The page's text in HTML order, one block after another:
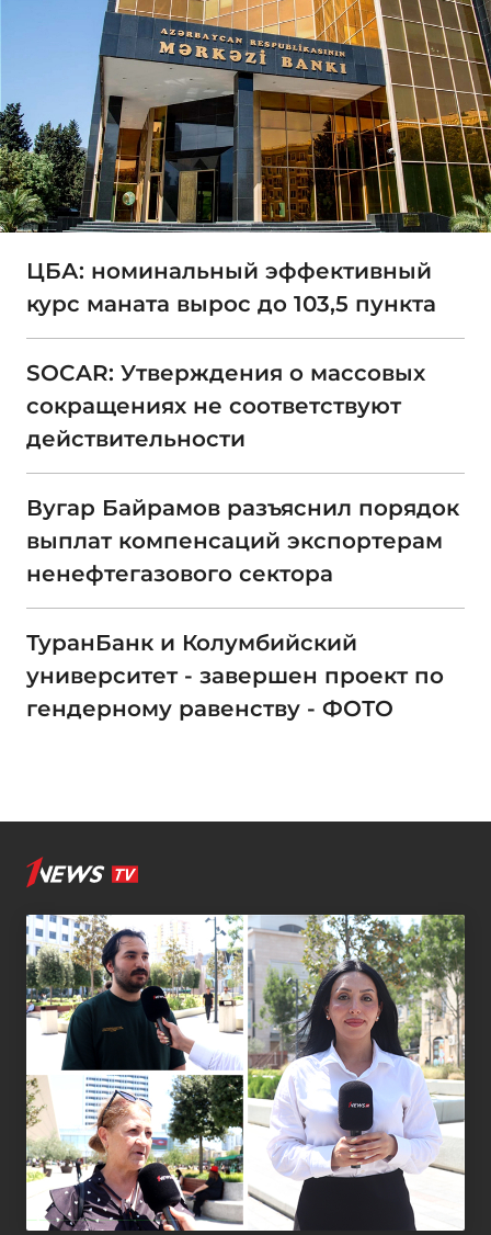
ЦБА: номинальный эффективный
курс маната вырос до 103,5 пункта
SOCAR: Утверждения о массовых
сокращениях не соответствуют
действительности
Вугар Байрамов разъяснил порядок
выплат компенсаций экспортерам
ненефтегазового сектора
ТуранБанк и Колумбийский
университет - завершен проект по
гендерному равенству - ФОТО